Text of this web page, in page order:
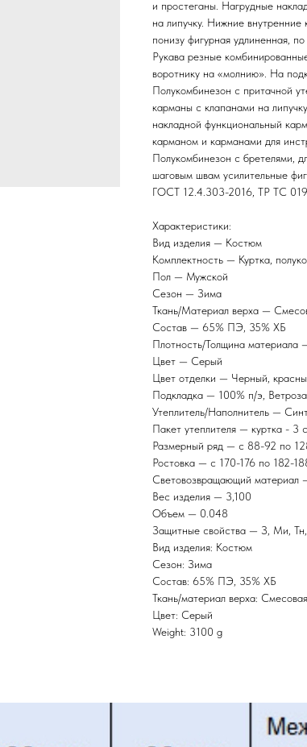
и простеганы. Нагрудные
на липучку. Нижние
понизу фигурная удлиненная,
Рукава резные
воротнику на «молнию». На
Полукомбинезон с притачной
карманы с клапанами на
накладной функциональный
карманом и карманами для
Полукомбинезон с бретелями,
шаговым швам усилительные
ГОСТ 12.4.303-2016, ТР ТС
Характеристики:
Вид изделия — Костюм
Комплектность — Куртка,
Пол — Мужской
Сезон — Зима
Ткань/Материал верха —
Состав — 65% ПЭ, 35% ХБ
Плотность/Толщина материала
Цвет — Серый
Цвет отделки — Черный,
Подкладка — 100% п/э,
Утеплитель/Наполнитель —
Пакет утеплителя — куртка - 3
Размерный ряд — с 88-92 по
Ростовка — с 170-176 по 182-
Световозвращающий
Вес изделия — 3,100
Объем — 0.048
Защитные свойства — З, Ми,
Вид изделия: Костюм
Сезон: Зима
Состав: 65% ПЭ, 35% ХБ
Ткань/материал верха:
Цвет: Серый
Weight: 3100 g